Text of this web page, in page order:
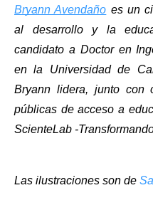
Bryann Avendaño es un
al desarrollo y la
candidato a Doctor en
en la Universidad de
Bryann lidera, junto con
públicas de acceso a
ScienteLab -
Las ilustraciones son de